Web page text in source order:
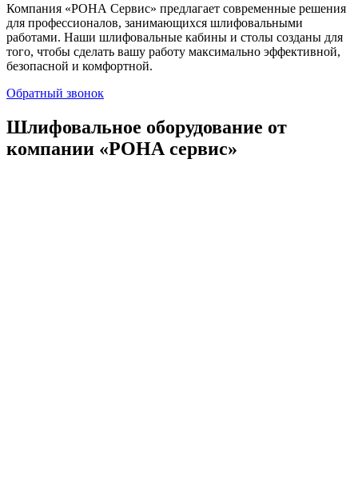
Компания «РОНА Сервис» предлагает современные решения
для профессионалов, занимающихся шлифовальными
работами. Наши шлифовальные кабины и столы созданы для
того, чтобы сделать вашу работу максимально эффективной,
безопасной и комфортной.
Обратный звонок
Шлифовальное оборудование от
компании «РОНА сервис»